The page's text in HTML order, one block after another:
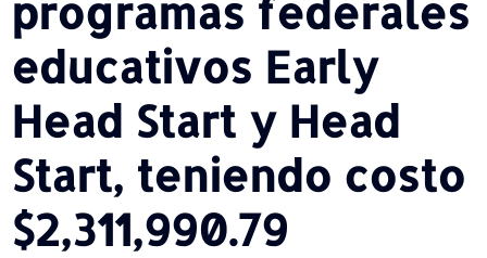
programas federales
educativos Early
Head Start y Head
Start, teniendo costo
$2,311,990.79